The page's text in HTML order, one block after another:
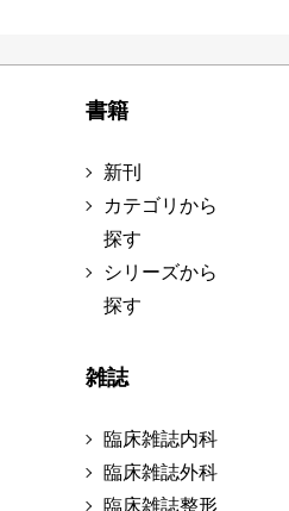
書籍
新刊
カテゴリから
探す
シリーズから
探す
雑誌
臨床雑誌内科
臨床雑誌外科
臨床雑誌整形